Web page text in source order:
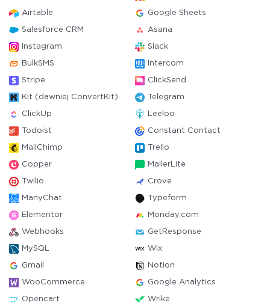
Airtable Google Sheets
Salesforce CRM Asana
Instagram Slack
BulkSMS Intercom
Stripe ClickSend
Kit (dawniej ConvertKit) Telegram
ClickUp Leeloo
Todoist Constant Contact
MailChimp Trello
Copper MailerLite
Twilio Crove
ManyChat Typeform
Elementor Monday.com
Webhooks GetResponse
MySQL Wix
Gmail Notion
WooCommerce Google Analytics
Opencart Wrike